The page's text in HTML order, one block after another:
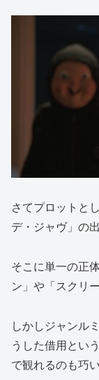
さてプロットと
デ・ジャヴ」の
そこに単一の正
ン」や「スクリ
しかしジャンル
うした借用とい
で観れるのも巧